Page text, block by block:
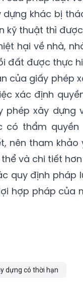
dựng khác bị
kỹ thuật thì
hại về nhà,
đất được thực
của giấy
xác định
phép xây
thẩm
nên tham
và chi tiết
quy định pháp
hợp pháp của
dựng có thời hạn